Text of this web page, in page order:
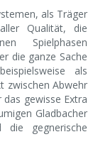
als Träger
Qualität, die
Spielphasen
die ganze Sache
als
zwischen Abwehr
gewisse Extra
Gladbacher
gegnerische